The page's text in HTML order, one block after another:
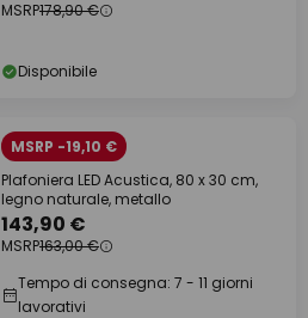
MSRP178,90 €
Disponibile
MSRP -19,10 €
Plafoniera LED Acustica, 80 x 30 cm,
legno naturale, metallo
143,90 €
MSRP163,00 €
Tempo di consegna: 7 - 11 giorni
lavorativi